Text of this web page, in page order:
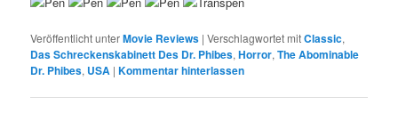
Veröffentlicht unterMovie Reviews |Verschlagwortet mitClassic,
Das Schreckenskabinett Des Dr. Phibes,Horror,The Abominable
Dr. Phibes, USA |Kommentar hinterlassen